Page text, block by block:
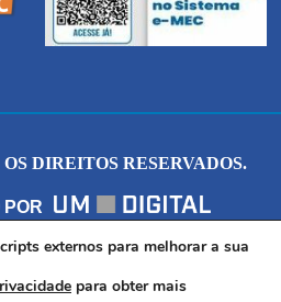
DIREITOS RESERVADOS.
POR
SENNA, 328 - PALMEIRAS,
- CEP: 35.574.530
externos para melhorar a sua
para obter mais